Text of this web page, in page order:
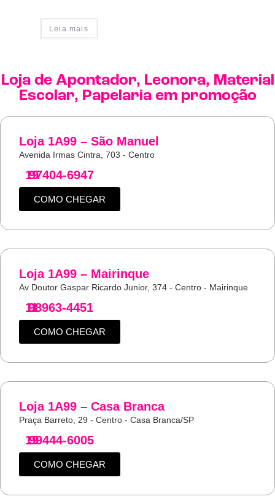
Leia mais
Loja de Apontador, Leonora, Material
Escolar, Papelariaem promoção
Loja 1A99 – São Manuel
Avenida Irmas Cintra, 703 - Centro
19
97404-6947
COMO CHEGAR
Loja 1A99 – Mairinque
Av Doutor Gaspar Ricardo Junior, 374 - Centro - Mairinque
11
98963-4451
COMO CHEGAR
Loja 1A99 – Casa Branca
Praça Barreto, 29 - Centro - Casa Branca/SP
19
99444-6005
COMO CHEGAR